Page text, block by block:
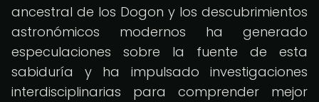
ancestral de los Dogon y los descubrimientos
astronómicos modernos ha generado
especulaciones sobre la fuente de esta
sabiduría y ha impulsado investigaciones
interdisciplinarias para comprender mejor